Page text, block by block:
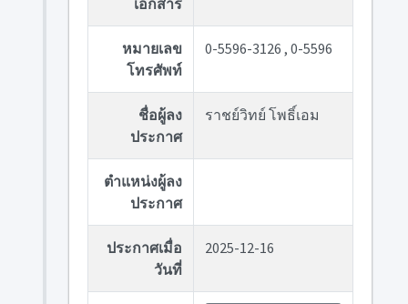
เอกสาร
หมายเลข
โทรศัพท์
0-5596-3126 , 0-5596
ชื่อผู้ลง
ประกาศ
ราชย์วิทย์ โพธิ์เอม
ตำแหน่งผู้ลง
ประกาศ
ประกาศเมื่อ
วันที่
2025-12-16